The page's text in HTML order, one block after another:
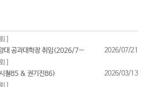
]
변중무 동문(87학번) 한양대 공과대학장 취임(2026/7/1일자)
2026/07/21
]
철85 & 권기진86)
2026/03/13